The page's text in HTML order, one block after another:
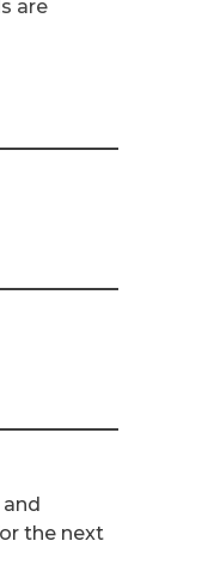
are
and
the next